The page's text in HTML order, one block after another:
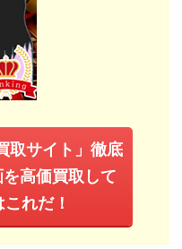
取サイト」徹底
高価買取して
れだ！